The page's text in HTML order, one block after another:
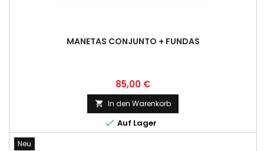
MANETAS CONJUNTO + FUNDAS
Preis
85,00 €
 In den Warenkorb
 Auf Lager
Neu